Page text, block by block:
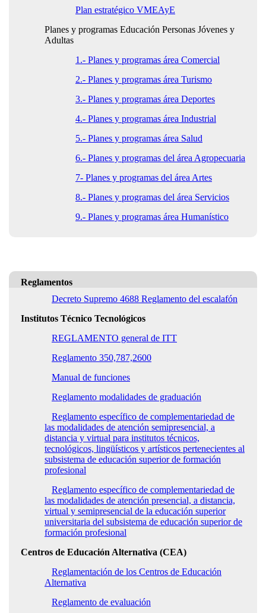
Plan estratégico VMEAyE
Planes y programas Educación Personas Jóvenes y
Adultas
1.- Planes y programas área Comercial
2.- Planes y programas área Turismo
3.- Planes y programas área Deportes
4.- Planes y programas área Industrial
5.- Planes y programas área Salud
6.- Planes y programas del área Agropecuaria
7- Planes y programas del área Artes
8.- Planes y programas del área Servicios
9.- Planes y programas área Humanístico
Reglamentos
Decreto Supremo 4688 Reglamento del escalafón
Institutos Técnico Tecnológicos
REGLAMENTO general de ITT
Reglamento 350,787,2600
Manual de funciones
Reglamento modalidades de graduación
Reglamento específico de complementariedad de
las modalidades de atención semipresencial, a
distancia y virtual para institutos técnicos,
tecnológicos, lingüísticos y artísticos pertenecientes al
subsistema de educación superior de formación
profesional
Reglamento específico de complementariedad de
las modalidades de atención presencial, a distancia,
virtual y semipresencial de la educación superior
universitaria del subsistema de educación superior de
formación profesional
Centros de Educación Alternativa (CEA)
Reglamentación de los Centros de Educación
Alternativa
Reglamento de evaluación